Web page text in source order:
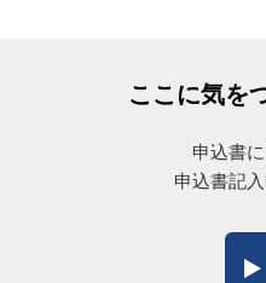
ここに気を
申込書
申込書記